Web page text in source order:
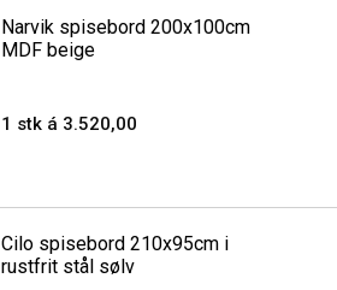
Narvik spisebord 200x100cm
MDF beige
1 stk á 3.520,00
Cilo spisebord 210x95cm i
rustfrit stål sølv